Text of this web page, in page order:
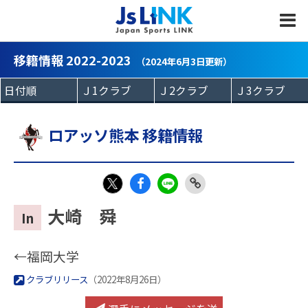
移籍情報 2022-2023 （2024年6月3日更新）
ロアッソ熊本 移籍情報
X
In 大崎 舜
←福岡大学
クラブリリース （2022年8月26日）